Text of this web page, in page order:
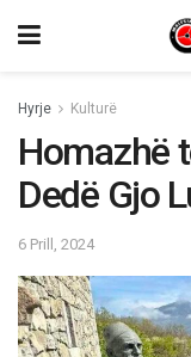
Hyrje Kulturë
Homazhë
Dedë Gjo
6 Prill, 2024